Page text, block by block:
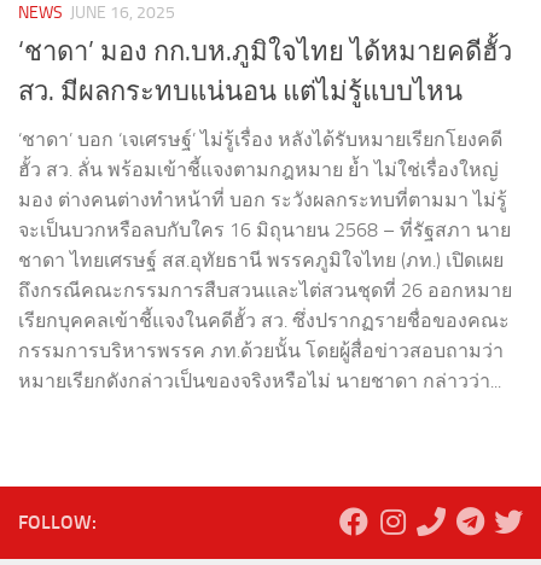
NEWS JUNE 16, 2025
‘ชาดา’ มอง กก.บห.ภูมิใจไทย ได้หมายคดีฮั้ว
สว. มีผลกระทบแน่นอน แต่ไม่รู้แบบไหน
‘ชาดา’ บอก ‘เจเศรษฐ์’ ไม่รู้เรื่อง หลังได้รับหมายเรียกโยงคดี
ฮั้ว สว. ลั่น พร้อมเข้าชี้แจงตามกฎหมาย ย้ำ ไม่ใช่เรื่องใหญ่
มอง ต่างคนต่างทำหน้าที่ บอก ระวังผลกระทบที่ตามมา ไม่รู้
จะเป็นบวกหรือลบกับใคร 16 มิถุนายน 2568 – ที่รัฐสภา นาย
ชาดา ไทยเศรษฐ์ สส.อุทัยธานี พรรคภูมิใจไทย (ภท.) เปิดเผย
ถึงกรณีคณะกรรมการสืบสวนและไต่สวนชุดที่ 26 ออกหมาย
เรียกบุคคลเข้าชี้แจงในคดีฮั้ว สว. ซึ่งปรากฏรายชื่อของคณะ
กรรมการบริหารพรรค ภท.ด้วยนั้น โดยผู้สื่อข่าวสอบถามว่า
หมายเรียกดังกล่าวเป็นของจริงหรือไม่ นายชาดา กล่าวว่า...
FOLLOW: